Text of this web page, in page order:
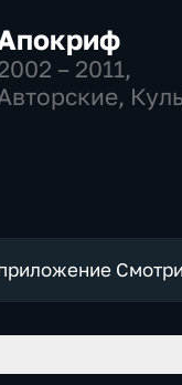
– 2011,